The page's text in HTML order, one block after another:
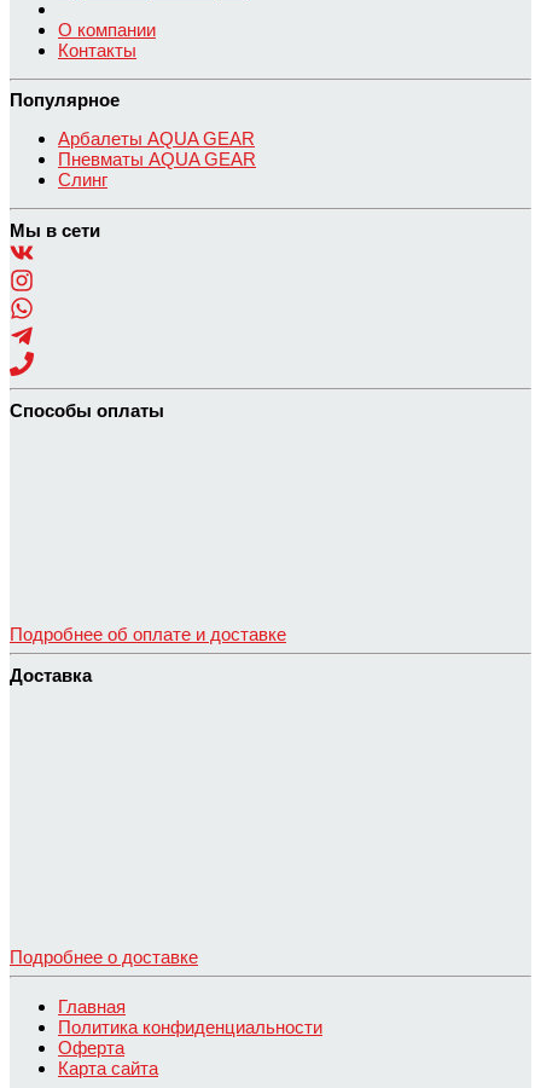
О компании
Контакты
Популярное
Арбалеты AQUA GEAR
Пневматы AQUA GEAR
Слинг
Мы в сети
Способы оплаты
Подробнее об оплате и доставке
Доставка
Подробнее о доставке
Главная
Политика конфиденциальности
Оферта
Карта сайта